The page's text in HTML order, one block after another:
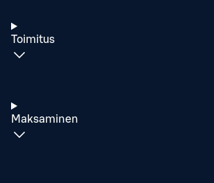
Toimitus
Maksaminen